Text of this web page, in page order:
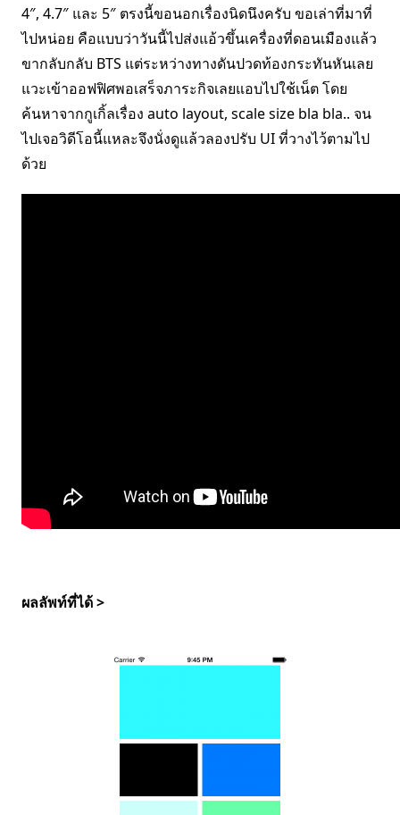
4″, 4.7″ และ 5″ ตรงนี้ขอนอกเรื่องนิดนึงครับ ขอเล่าที่มาที่
ไปหน่อย คือแบบว่าวันนี้ไปส่งแอ้วขึ้นเครื่องที่ดอนเมืองแล้ว
ขากลับกลับ BTS แต่ระหว่างทางดันปวดท้องกระทันหันเลย
แวะเข้าออฟฟิศพอเสร็จภาระกิจเลยแอบไปใช้เน็ต โดย
ค้นหาจากกูเกิ้ลเรื่อง auto layout, scale size bla bla.. จน
ไปเจอวิดีโอนี้แหละจึงนั่งดูแล้วลองปรับ UI ที่วางไว้ตามไป
ด้วย
ผลลัพท์ที่ได้ >